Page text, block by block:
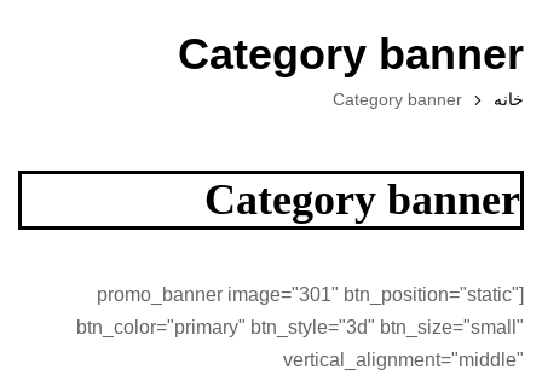
Category banner
خانه Category banner
Category banner
[promo_banner image="301" btn_position="static"
btn_color="primary" btn_style="3d" btn_size="small"
vertical_alignment="middle"